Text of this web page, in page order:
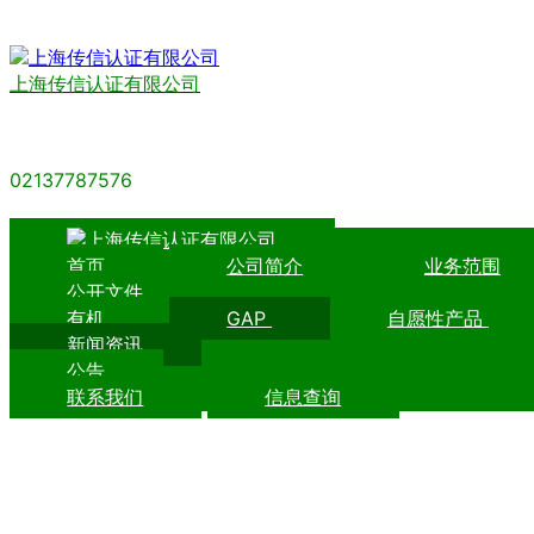
上海传信认证有限公司
02137787576
首页 公司简介
业务范围
公开文件
有机
GAP
自愿性产品
新闻资讯
公告
联系我们
信息查询